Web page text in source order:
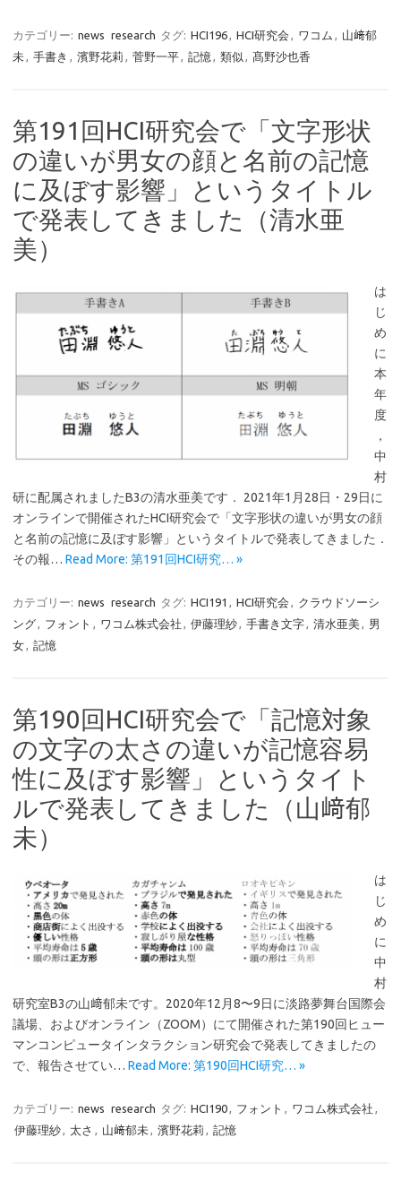
カテゴリー: news research タグ: HCI196, HCI研究会 , ワコム , 山﨑郁
未, 手書き , 濱野花莉 , 菅野一平, 記憶, 類似 , 髙野沙也香
第191回HCI研究会で「文字形状
の違いが男女の顔と名前の記憶
に及ぼす影響」というタイトル
で発表してきました（清水亜
美）
は
じ
め
に
本
年
度
，
中
村
研に配属されましたB3の清水亜美です． 2021年1月28日・29日に
オンラインで開催されたHCI研究会で「文字形状の違いが男女の顔
と名前の記憶に及ぼす影響」というタイトルで発表してきました．
その報… Read More: 第191回HCI研究… »
カテゴリー: news research タグ: HCI191 , HCI研究会 , クラウドソーシ
ング, フォント , ワコム株式会社 , 伊藤理紗, 手書き文字, 清水亜美, 男
女, 記憶
第190回HCI研究会で「記憶対象
の文字の太さの違いが記憶容易
性に及ぼす影響」というタイト
ルで発表してきました（山﨑郁
未）
は
じ
め
に
中
村
研究室B3の山﨑郁未です。2020年12月8〜9日に淡路夢舞台国際会
議場、およびオンライン（ZOOM）にて開催された第190回ヒュー
マンコンピュータインタラクション研究会で発表してきましたの
で、報告させてい… Read More: 第190回HCI研究… »
カテゴリー: news research タグ: HCI190, フォント , ワコム株式会社 ,
伊藤理紗, 太さ , 山﨑郁未, 濱野花莉 , 記憶